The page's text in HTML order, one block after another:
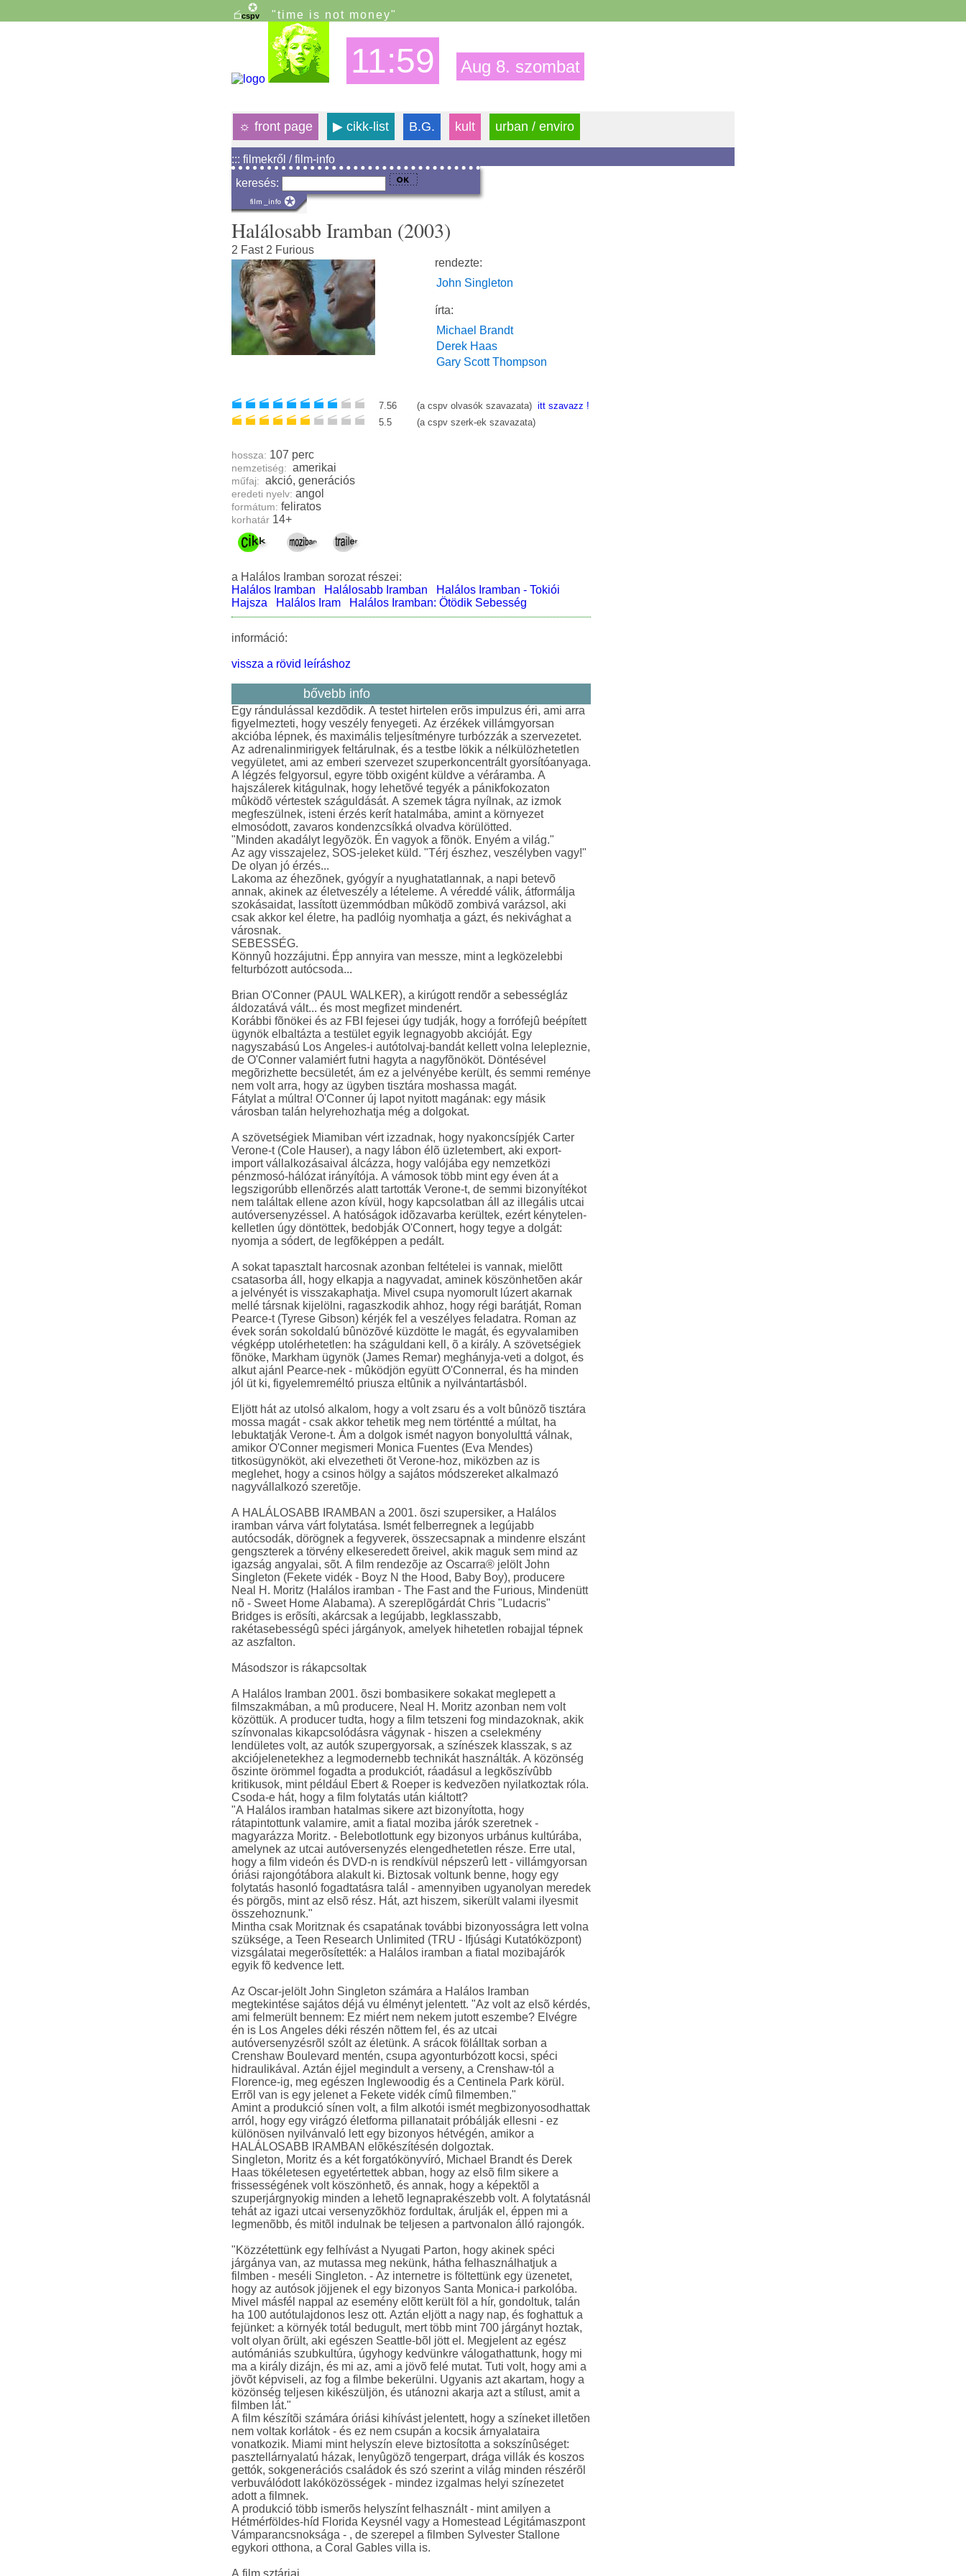
"time is not money"
11:59 Aug 8. szombat
☼ front page ▶ cikk-list B.G. kult urban / enviro
::: filmekről / film-info
keresés:
Halálosabb Iramban (2003)
2 Fast 2 Furious
rendezte:
John Singleton
írta:
Michael Brandt
Derek Haas
Gary Scott Thompson
7.56 (a cspv olvasók szavazata) itt szavazz !
5.5
(a cspv szerk-ek szavazata)
hossza: 107 perc
nemzetiség: amerikai
műfaj: akció, generációs
eredeti nyelv: angol
formátum: feliratos
korhatár 14+
a Halálos Iramban sorozat részei:
Halálos Iramban
Halálosabb Iramban
Halálos Iramban - Tokiói
Hajsza
Halálos Iram Halálos Iramban: Ötödik Sebesség
információ:
vissza a rövid leíráshoz
bővebb info
Egy rándulással kezdõdik. A testet hirtelen erõs impulzus éri, ami arra
figyelmezteti, hogy veszély fenyegeti. Az érzékek villámgyorsan
akcióba lépnek, és maximális teljesítményre turbózzák a szervezetet.
Az adrenalinmirigyek feltárulnak, és a testbe lökik a nélkülözhetetlen
vegyületet, ami az emberi szervezet szuperkoncentrált gyorsítóanyaga.
A légzés felgyorsul, egyre több oxigént küldve a véráramba. A
hajszálerek kitágulnak, hogy lehetõvé tegyék a pánikfokozaton
mûködõ vértestek száguldását. A szemek tágra nyílnak, az izmok
megfeszülnek, isteni érzés kerít hatalmába, amint a környezet
elmosódott, zavaros kondenzcsíkká olvadva körülötted.
"Minden akadályt legyõzök. Én vagyok a fõnök. Enyém a világ."
Az agy visszajelez, SOS-jeleket küld. "Térj észhez, veszélyben vagy!"
De olyan jó érzés...
Lakoma az éhezõnek, gyógyír a nyughatatlannak, a napi betevõ
annak, akinek az életveszély a lételeme. A véreddé válik, átformálja
szokásaidat, lassított üzemmódban mûködõ zombivá varázsol, aki
csak akkor kel életre, ha padlóig nyomhatja a gázt, és nekivághat a
városnak.
SEBESSÉG.
Könnyû hozzájutni. Épp annyira van messze, mint a legközelebbi
felturbózott autócsoda...
Brian O'Conner (PAUL WALKER), a kirúgott rendõr a sebességláz
áldozatává vált... és most megfizet mindenért.
Korábbi fõnökei és az FBI fejesei úgy tudják, hogy a forrófejû beépített
ügynök elbaltázta a testület egyik legnagyobb akcióját. Egy
nagyszabású Los Angeles-i autótolvaj-bandát kellett volna lelepleznie,
de O'Conner valamiért futni hagyta a nagyfõnököt. Döntésével
megõrizhette becsületét, ám ez a jelvényébe került, és semmi reménye
nem volt arra, hogy az ügyben tisztára moshassa magát.
Fátylat a múltra! O'Conner új lapot nyitott magának: egy másik
városban talán helyrehozhatja még a dolgokat.
A szövetségiek Miamiban vért izzadnak, hogy nyakoncsípjék Carter
Verone-t (Cole Hauser), a nagy lábon élõ üzletembert, aki export-
import vállalkozásaival álcázza, hogy valójába egy nemzetközi
pénzmosó-hálózat irányítója. A vámosok több mint egy éven át a
legszigorúbb ellenõrzés alatt tartották Verone-t, de semmi bizonyítékot
nem találtak ellene azon kívül, hogy kapcsolatban áll az illegális utcai
autóversenyzéssel. A hatóságok idõzavarba kerültek, ezért kénytelen-
kelletlen úgy döntöttek, bedobják O'Connert, hogy tegye a dolgát:
nyomja a sódert, de legfõképpen a pedált.
A sokat tapasztalt harcosnak azonban feltételei is vannak, mielõtt
csatasorba áll, hogy elkapja a nagyvadat, aminek köszönhetõen akár
a jelvényét is visszakaphatja. Mivel csupa nyomorult lúzert akarnak
mellé társnak kijelölni, ragaszkodik ahhoz, hogy régi barátját, Roman
Pearce-t (Tyrese Gibson) kérjék fel a veszélyes feladatra. Roman az
évek során sokoldalú bûnözõvé küzdötte le magát, és egyvalamiben
végképp utolérhetetlen: ha száguldani kell, õ a király. A szövetségiek
fõnöke, Markham ügynök (James Remar) meghányja-veti a dolgot, és
alkut ajánl Pearce-nek - mûködjön együtt O'Connerral, és ha minden
jól üt ki, figyelemreméltó priusza eltûnik a nyilvántartásból.
Eljött hát az utolsó alkalom, hogy a volt zsaru és a volt bûnözõ tisztára
mossa magát - csak akkor tehetik meg nem történtté a múltat, ha
lebuktatják Verone-t. Ám a dolgok ismét nagyon bonyolulttá válnak,
amikor O'Conner megismeri Monica Fuentes (Eva Mendes)
titkosügynököt, aki elvezetheti õt Verone-hoz, miközben az is
meglehet, hogy a csinos hölgy a sajátos módszereket alkalmazó
nagyvállalkozó szeretõje.
A HALÁLOSABB IRAMBAN a 2001. õszi szupersiker, a Halálos
iramban várva várt folytatása. Ismét felberregnek a legújabb
autócsodák, dörögnek a fegyverek, összecsapnak a mindenre elszánt
gengszterek a törvény elkeseredett õreivel, akik maguk sem mind az
igazság angyalai, sõt. A film rendezõje az Oscarra® jelölt John
Singleton (Fekete vidék - Boyz N the Hood, Baby Boy), producere
Neal H. Moritz (Halálos iramban - The Fast and the Furious, Mindenütt
nõ - Sweet Home Alabama). A szereplõgárdát Chris "Ludacris"
Bridges is erõsíti, akárcsak a legújabb, legklasszabb,
rakétasebességû spéci járgányok, amelyek hihetetlen robajjal tépnek
az aszfalton.
Másodszor is rákapcsoltak
A Halálos Iramban 2001. õszi bombasikere sokakat meglepett a
filmszakmában, a mû producere, Neal H. Moritz azonban nem volt
közöttük. A producer tudta, hogy a film tetszeni fog mindazoknak, akik
színvonalas kikapcsolódásra vágynak - hiszen a cselekmény
lendületes volt, az autók szupergyorsak, a színészek klasszak, s az
akciójelenetekhez a legmodernebb technikát használták. A közönség
õszinte örömmel fogadta a produkciót, ráadásul a legkõszívûbb
kritikusok, mint például Ebert & Roeper is kedvezõen nyilatkoztak róla.
Csoda-e hát, hogy a film folytatás után kiáltott?
"A Halálos iramban hatalmas sikere azt bizonyította, hogy
rátapintottunk valamire, amit a fiatal moziba járók szeretnek -
magyarázza Moritz. - Belebotlottunk egy bizonyos urbánus kultúrába,
amelynek az utcai autóversenyzés elengedhetetlen része. Erre utal,
hogy a film videón és DVD-n is rendkívül népszerû lett - villámgyorsan
óriási rajongótábora alakult ki. Biztosak voltunk benne, hogy egy
folytatás hasonló fogadtatásra talál - amennyiben ugyanolyan meredek
és pörgõs, mint az elsõ rész. Hát, azt hiszem, sikerült valami ilyesmit
összehoznunk."
Mintha csak Moritznak és csapatának további bizonyosságra lett volna
szüksége, a Teen Research Unlimited (TRU - Ifjúsági Kutatóközpont)
vizsgálatai megerõsítették: a Halálos iramban a fiatal mozibajárók
egyik fõ kedvence lett.
Az Oscar-jelölt John Singleton számára a Halálos Iramban
megtekintése sajátos déjá vu élményt jelentett. "Az volt az elsõ kérdés,
ami felmerült bennem: Ez miért nem nekem jutott eszembe? Elvégre
én is Los Angeles déki részén nõttem fel, és az utcai
autóversenyzésrõl szólt az életünk. A srácok fölálltak sorban a
Crenshaw Boulevard mentén, csupa agyonturbózott kocsi, spéci
hidraulikával. Aztán éjjel megindult a verseny, a Crenshaw-tól a
Florence-ig, meg egészen Inglewoodig és a Centinela Park körül.
Errõl van is egy jelenet a Fekete vidék címû filmemben."
Amint a produkció sínen volt, a film alkotói ismét megbizonyosodhattak
arról, hogy egy virágzó életforma pillanatait próbálják ellesni - ez
különösen nyilvánvaló lett egy bizonyos hétvégén, amikor a
HALÁLOSABB IRAMBAN elõkészítésén dolgoztak.
Singleton, Moritz és a két forgatókönyvíró, Michael Brandt és Derek
Haas tökéletesen egyetértettek abban, hogy az elsõ film sikere a
frissességének volt köszönhetõ, és annak, hogy a képektõl a
szuperjárgnyokig minden a lehetõ legnaprakészebb volt. A folytatásnál
tehát az igazi utcai versenyzõkhöz fordultak, árulják el, éppen mi a
legmenõbb, és mitõl indulnak be teljesen a partvonalon álló rajongók.
"Közzétettünk egy felhívást a Nyugati Parton, hogy akinek spéci
járgánya van, az mutassa meg nekünk, hátha felhasználhatjuk a
filmben - meséli Singleton. - Az internetre is föltettünk egy üzenetet,
hogy az autósok jöjjenek el egy bizonyos Santa Monica-i parkolóba.
Mivel másfél nappal az esemény elõtt került föl a hír, gondoltuk, talán
ha 100 autótulajdonos lesz ott. Aztán eljött a nagy nap, és foghattuk a
fejünket: a környék totál bedugult, mert több mint 700 járgányt hoztak,
volt olyan õrült, aki egészen Seattle-bõl jött el. Megjelent az egész
autómániás szubkultúra, úgyhogy kedvünkre válogathattunk, hogy mi
ma a király dizájn, és mi az, ami a jövõ felé mutat. Tuti volt, hogy ami a
jövõt képviseli, az fog a filmbe bekerülni. Ugyanis azt akartam, hogy a
közönség teljesen kikészüljön, és utánozni akarja azt a stílust, amit a
filmben lát."
A film készítõi számára óriási kihívást jelentett, hogy a színeket illetõen
nem voltak korlátok - és ez nem csupán a kocsik árnyalataira
vonatkozik. Miami mint helyszín eleve biztosította a sokszínûséget:
pasztellárnyalatú házak, lenyûgözõ tengerpart, drága villák és koszos
gettók, sokgenerációs családok és szó szerint a világ minden részérõl
verbuválódott lakóközösségek - mindez izgalmas helyi színezetet
adott a filmnek.
A produkció több ismerõs helyszínt felhasznált - mint amilyen a
Hétmérföldes-híd Florida Keysnél vagy a Homestead Légitámaszpont
Vámparancsnoksága - , de szerepel a filmben Sylvester Stallone
egykori otthona, a Coral Gables villa is.
A film sztárjai